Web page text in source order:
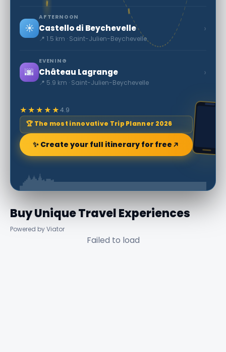
☀️
AFTERNOON
Castello di Beychevelle
📍 1.5 km · Saint-Julien-Beychevelle
›
🌆
EVENING
Château Lagrange
📍 5.9 km · Saint-Julien-Beychevelle
›
★★★★★4.9
🏆 The most innovative Trip Planner 2026
✨ Create your full itinerary for free
Buy Unique Travel Experiences
Powered by Viator
Failed to load